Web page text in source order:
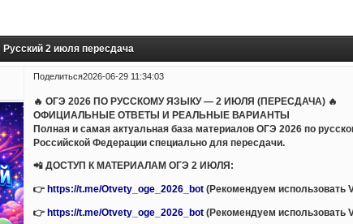
2 июля пересдача
Поделиться2026-06-29 11:34:03
🔥 ОГЭ 2026 ПО РУССКОМУ ЯЗЫКУ — 2 ИЮЛЯ (ПЕРЕСДАЧА) 🔥
ОФИЦИАЛЬНЫЕ ОТВЕТЫ И РЕАЛЬНЫЕ ВАРИАНТЫ
Полная и самая актуальная база материалов ОГЭ 2026 по
Российской Федерации специально для пересдачи.
📲 ДОСТУП К МАТЕРИАЛАМ ОГЭ 2 ИЮЛЯ:
👉 https://t.me/Otvety_oge_2026_bot (Рекомендуем использовать
👉https://t.me/Otvety_oge_2026_bot (Рекомендуем использовать